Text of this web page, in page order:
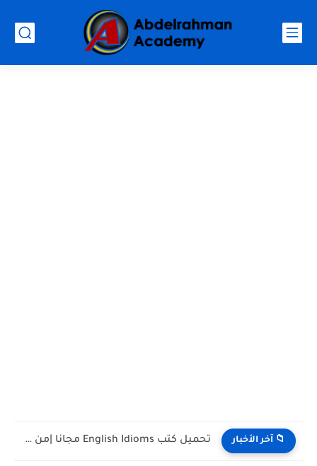
📁 آخر الأخبار تحميل كتب تدريس اللغة الإنجليزية PDF مجانا | TESOL وTEFL